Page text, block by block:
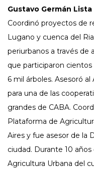
Gustavo Germán Lista
Coordinó proyectos de
Lugano y cuenca del
periurbanos a través de
que participaron
6 mil árboles. Asesoró
para una de las
grandes de CABA.
Plataforma de
Aires y fue asesor de la
ciudad. Durante 10
Agricultura Urbana del